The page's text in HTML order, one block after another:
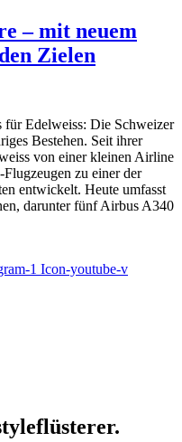
– mit neuem
Zielen
für Edelweiss: Die Schweizer
Bestehen. Seit ihrer
von einer kleinen Airline
zu einer der
entwickelt. Heute umfasst
darunter fünf Airbus A340
1 Icon-youtube-v